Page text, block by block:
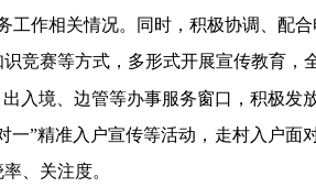
作相关情况。同时，积极协调、配
竞赛等方式，多形式开展宣传教育，
入境、边管等办事服务窗口，积极
”精准入户宣传等活动，走村入户
、关注度。